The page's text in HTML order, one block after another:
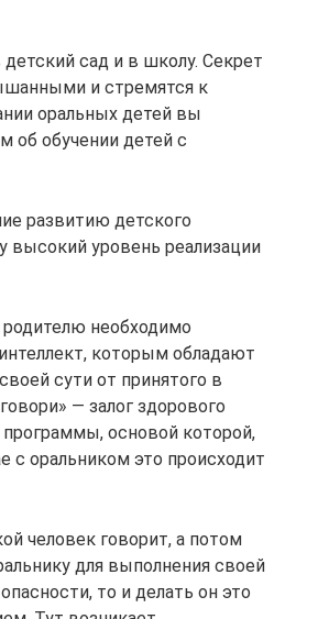
сад и в школу. Секрет
и стремятся к
оральных детей вы
об обучении детей с
развитию детского
высокий уровень реализации
родителю необходимо
которым обладают
сути от принятого в
— залог здорового
основой которой,
с оральником это происходит
человек говорит, а потом
для выполнения своей
то и делать он это